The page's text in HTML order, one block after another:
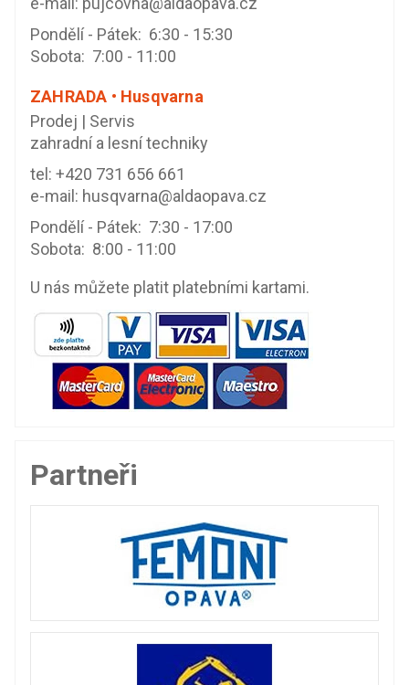
Pondělí - Pátek: 6:30 - 15:30
Sobota: 7:00 - 11:00
ZAHRADA • Husqvarna
Prodej | Servis
zahradní a lesní techniky
tel: +420 731 656 661
e-mail: husqvarna@aldaopava.cz
Pondělí - Pátek: 7:30 - 17:00
Sobota: 8:00 - 11:00
U nás můžete platit platebními kartami.
Partneři